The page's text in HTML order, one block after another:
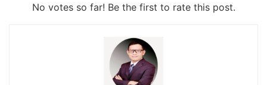
No votes so far! Be the first to rate this post.